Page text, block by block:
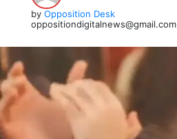
by Opposition Desk
oppositiondigitalnews@gmail.com